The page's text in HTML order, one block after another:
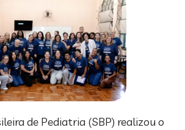
de Pediatria (SBP) realizou o